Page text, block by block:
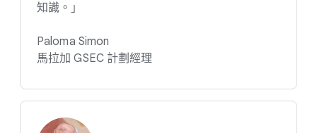
知識。​」
Paloma Simon
馬拉加 GSEC 計劃​經理